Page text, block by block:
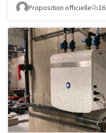
Proposition officielle 16